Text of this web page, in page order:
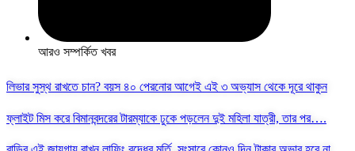
আরও সম্পর্কিত খবর
লিভার সুস্থ রাখতে চান? বয়স ৪০ পেরনোর আগেই এই ৩ অভ্যাস থেকে দূরে থাকুন
ফ্লাইট মিস করে বিমানবন্দরের টারম্যাকে ঢুকে পড়লেন দুই মহিলা যাত্রী, তার পর….